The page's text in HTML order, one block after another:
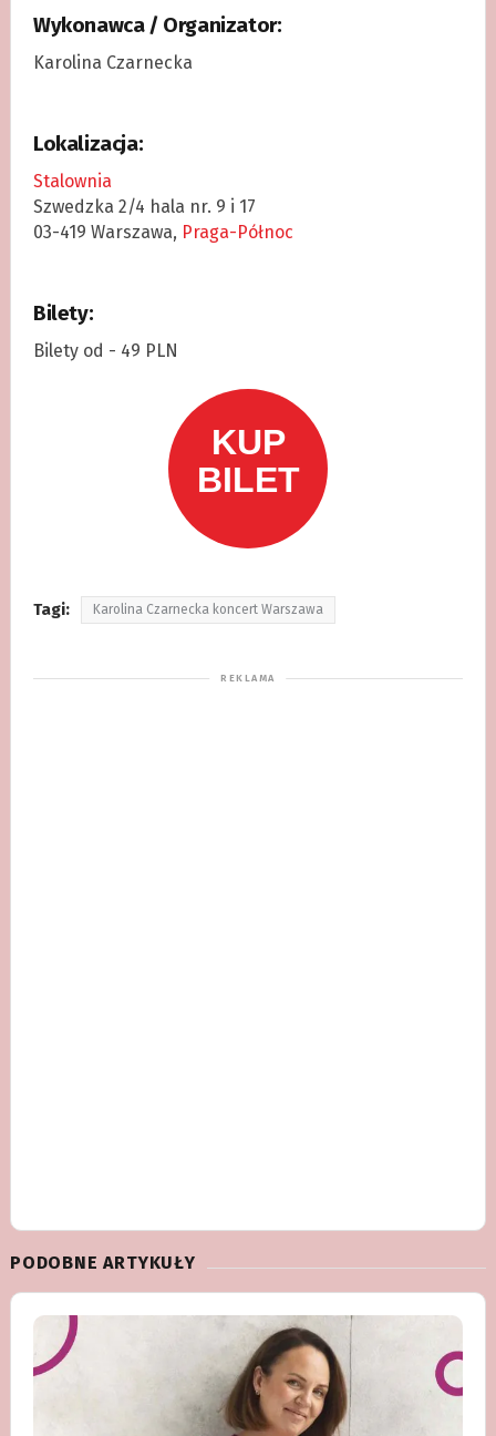
Wykonawca / Organizator:
Karolina Czarnecka
Lokalizacja:
Stalownia
Szwedzka 2/4 hala nr. 9 i 17
03-419 Warszawa, Praga-Północ
Bilety:
Bilety od - 49 PLN
Tagi: Karolina Czarnecka koncert Warszawa
PODOBNE ARTYKUŁY